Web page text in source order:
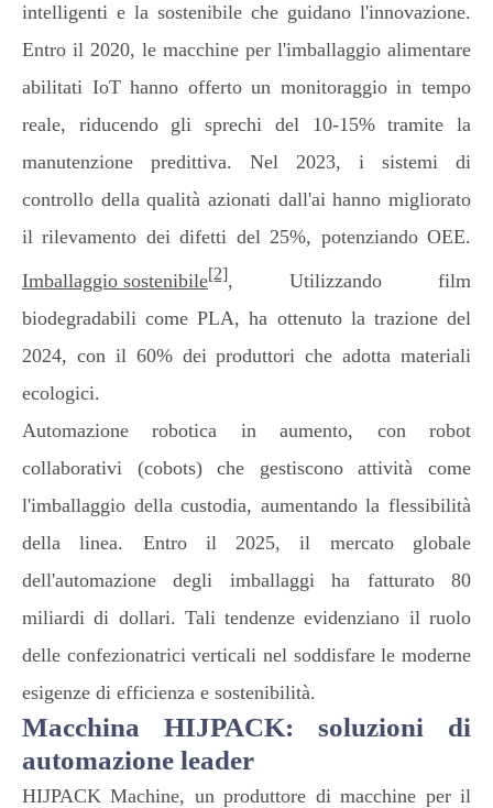
intelligenti e la sostenibile che guidano l'innovazione.
Entro il 2020, le macchine per l'imballaggio alimentare
abilitati IoT hanno offerto un monitoraggio in tempo
reale, riducendo gli sprechi del 10-15% tramite la
manutenzione predittiva. Nel 2023, i sistemi di
controllo della qualità azionati dall'ai hanno migliorato
il rilevamento dei difetti del 25%, potenziando OEE.
Imballaggio sostenibile[2], Utilizzando film
biodegradabili come PLA, ha ottenuto la trazione del
2024, con il 60% dei produttori che adotta materiali
ecologici.
Automazione robotica in aumento, con robot
collaborativi (cobots) che gestiscono attività come
l'imballaggio della custodia, aumentando la flessibilità
della linea. Entro il 2025, il mercato globale
dell'automazione degli imballaggi ha fatturato 80
miliardi di dollari. Tali tendenze evidenziano il ruolo
delle confezionatrici verticali nel soddisfare le moderne
esigenze di efficienza e sostenibilità.
Macchina HIJPACK: soluzioni di
automazione leader
HIJPACK Machine, un produttore di macchine per il